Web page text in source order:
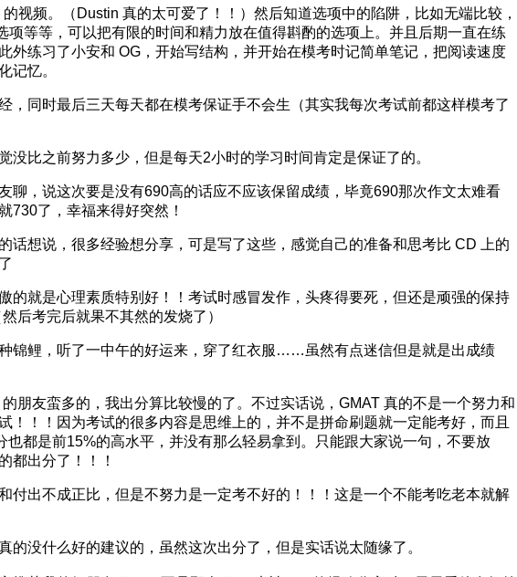
视频。（Dustin 真的太可爱了！！）然后知道选项中的陷阱，比如无端比较，
项等等，可以把有限的时间和精力放在值得斟酌的选项上。并且后期一直在练
此外练习了小安和 OG，开始写结构，并开始在模考时记简单笔记，把阅读速度
记忆。
，同时最后三天每天都在模考保证手不会生（其实我每次考试前都这样模考了
没比之前努力多少，但是每天2小时的学习时间肯定是保证了的。
聊，说这次要是没有690高的话应不应该保留成绩，毕竟690那次作文太难看
了，幸福来得好突然！
话想说，很多经验想分享，可是写了这些，感觉自己的准备和思考比 CD 上的
的就是心理素质特别好！！考试时感冒发作，头疼得要死，但还是顽强的保持
后考完后就果不其然的发烧了）
锦鲤，听了一中午的好运来，穿了红衣服……虽然有点迷信但是就是出成绩
朋友蛮多的，我出分算比较慢的了。不过实话说，GMAT 真的不是一个努力和
！！！因为考试的很多内容是思维上的，并不是拼命刷题就一定能考好，而且
也都是前15%的高水平，并没有那么轻易拿到。只能跟大家说一句，不要放
都出分了！！！
付出不成正比，但是不努力是一定考不好的！！！这是一个不能考吃老本就解
的没什么好的建议的，虽然这次出分了，但是实话说太随缘了。